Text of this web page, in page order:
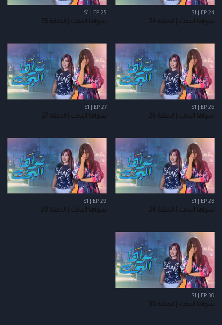
S1 | EP 24
سواها البخت | الحلقة 24
S1 | EP 25
سواها البخت | الحلقة 25
S1 | EP 26
سواها البخت | الحلقة 26
S1 | EP 27
سواها البخت | الحلقة 27
S1 | EP 28
سواها البخت | الحلقة 28
S1 | EP 29
سواها البخت | الحلقة 29
S1 | EP 30
سواها البخت | الحلقة 30